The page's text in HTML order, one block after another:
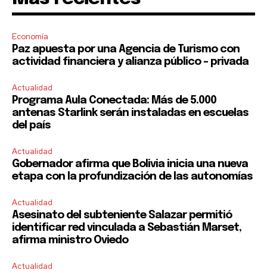
Economía
Paz apuesta por una Agencia de Turismo con
actividad financiera y alianza público – privada
Actualidad
Programa Aula Conectada: Más de 5.000
antenas Starlink serán instaladas en escuelas
del país
Actualidad
Gobernador afirma que Bolivia inicia una nueva
etapa con la profundización de las autonomías
Actualidad
Asesinato del subteniente Salazar permitió
identificar red vinculada a Sebastián Marset,
afirma ministro Oviedo
Actualidad